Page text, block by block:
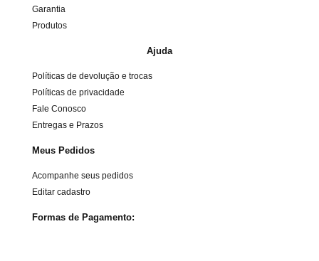
Garantia
Produtos
Ajuda
Políticas de devolução e trocas
Políticas de privacidade
Fale Conosco
Entregas e Prazos
Meus Pedidos
Acompanhe seus pedidos
Editar cadastro
Formas de Pagamento: